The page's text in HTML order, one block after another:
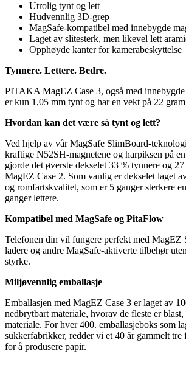
Utrolig tynt og lett
Hudvennlig 3D-grep
MagSafe-kompatibel med innebygde
Laget av slitesterk, men likevel lett
Opphøyde kanter for kamerabeskyttelse
Tynnere. Lettere. Bedre.
PITAKA MagEZ Case 3, også med innebygde
er kun 1,05 mm tynt og har en vekt på 22
Hvordan kan det være så tynt og lett?
Ved hjelp av vår MagSafe SlimBoard-
kraftige N52SH-magnetene og harpiksen på
gjorde det øverste dekselet 33 % tynnere og
MagEZ Case 2. Som vanlig er dekselet laget
og romfartskvalitet, som er 5 ganger sterkere
ganger lettere.
Kompatibel med MagSafe og PitaFlow
Telefonen din vil fungere perfekt med MagEZ
ladere og andre MagSafe-aktiverte tilbehør
styrke.
Miljøvennlig emballasje
Emballasjen med MagEZ Case 3 er laget av
nedbrytbart materiale, hvorav de fleste er
materiale. For hver 400. emballasjeboks som
sukkerfabrikker, redder vi et 40 år gammelt tre
for å produsere papir.